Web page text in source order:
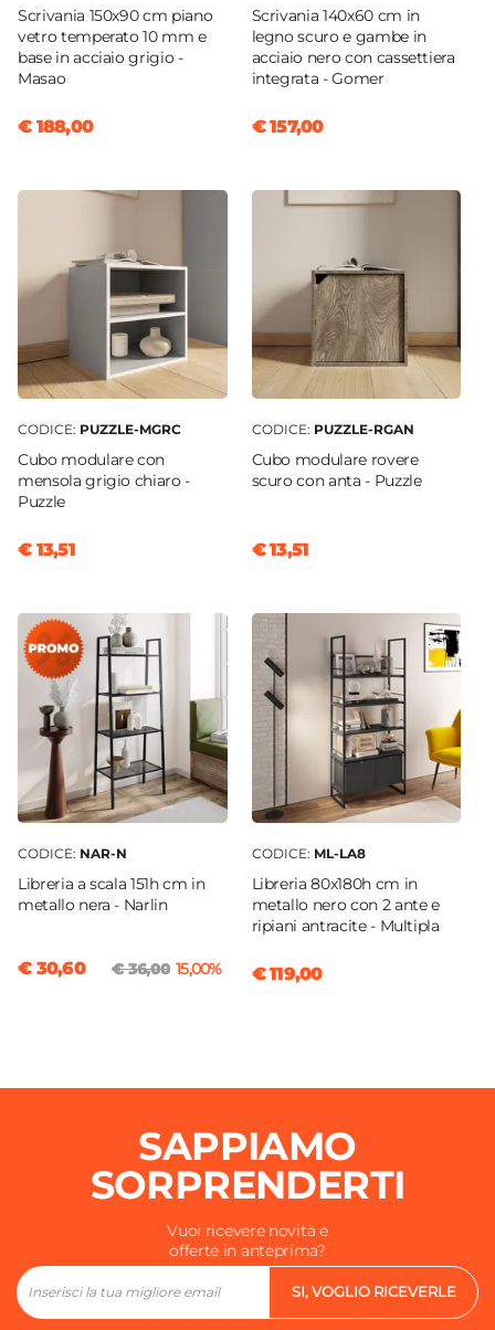
Scrivania 150x90 cm piano
vetro temperato 10 mm e
base in acciaio grigio -
Masao
€ 188,00
Scrivania 140x60 cm in
legno scuro e gambe in
acciaio nero con cassettiera
integrata - Gomer
€ 157,00
CODICE: PUZZLE-MGRC
Cubo modulare con
mensola grigio chiaro -
Puzzle
€ 13,51
CODICE: PUZZLE-RGAN
Cubo modulare rovere
scuro con anta - Puzzle
€ 13,51
CODICE: NAR-N
Libreria a scala 151h cm in
metallo nera - Narlin
€ 30,60 € 36,00 15,00%
CODICE: ML-LA8
Libreria 80x180h cm in
metallo nero con 2 ante e
ripiani antracite - Multipla
€ 119,00
SAPPIAMO
SORPRENDERTI
Vuoi ricevere novità e
offerte in anteprima?
SI, VOGLIO RICEVERLE